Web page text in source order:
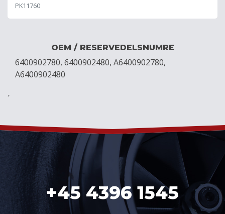
PK11760
OEM / RESERVEDELSNUMRE
6400902780, 6400902480, A6400902780,
A6400902480
´
+45 4396 1545